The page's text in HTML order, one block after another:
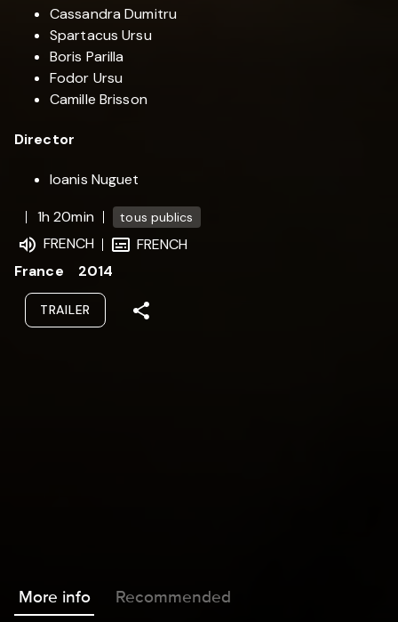
Cassandra Dumitru
Spartacus Ursu
Boris Parilla
Fodor Ursu
Camille Brisson
Director
Ioanis Nuguet
1h 20min
tous publics
FRENCH
FRENCH
France
2014
TRAILER
More info Recommended